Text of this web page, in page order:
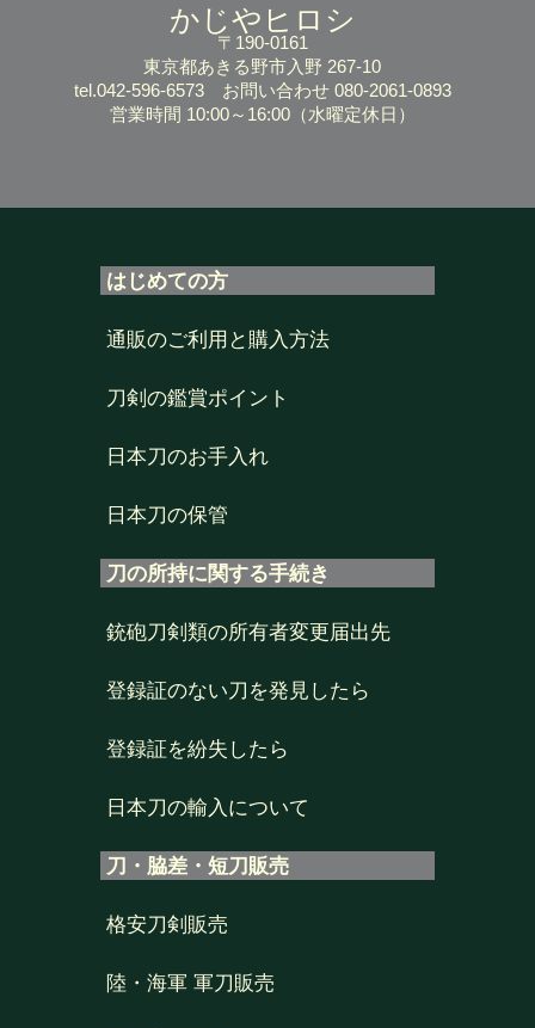
かじやヒロシ
〒190-0161
東京都あきる野市入野 267-10
tel.042-596-6573 お問い合わせ 080-2061-0893
営業時間 10:00～16:00（水曜定休日）
はじめての方
通販のご利用と購入方法
刀剣の鑑賞ポイント
日本刀のお手入れ
日本刀の保管
刀の所持に関する手続き
銃砲刀剣類の所有者変更届出先
登録証のない刀を発見したら
登録証を紛失したら
日本刀の輸入について
刀・脇差・短刀販売
格安刀剣販売
陸・海軍 軍刀販売